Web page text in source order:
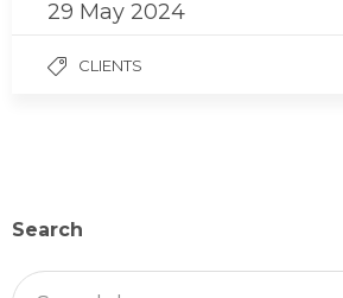
29 May 2024
CLIENTS
Search